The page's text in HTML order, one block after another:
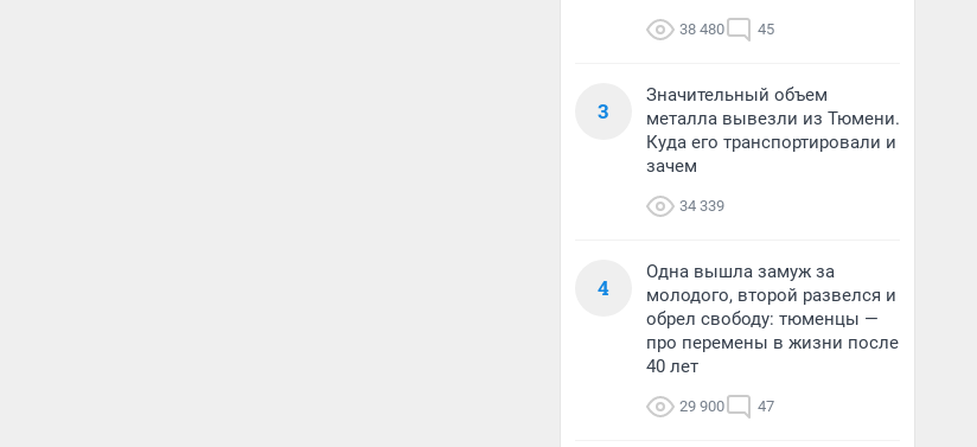
38 480 45
3
Значительный объем
металла вывезли из Тюмени.
Куда его транспортировали и
зачем
34 339
4
Одна вышла замуж за
молодого, второй развелся и
обрел свободу: тюменцы —
про перемены в жизни после
40 лет
29 900 47